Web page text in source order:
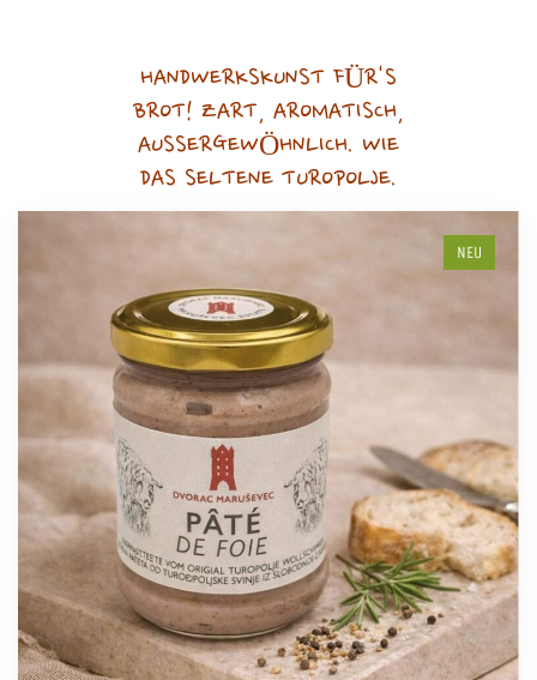
HANDWERKSKUNST FÜR'S
BROT! ZART, AROMATISCH,
AUSSERGEWÖHNLICH. WIE
DAS SELTENE TUROPOLJE.
NEU